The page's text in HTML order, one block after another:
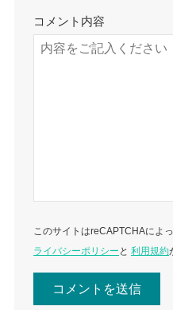
コメント内容
このサイトはreCAPTCHAによ
ライバシーポリシー と利用規約